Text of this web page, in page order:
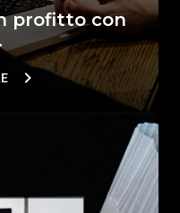
profitto con